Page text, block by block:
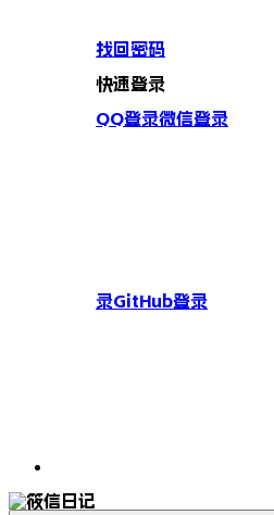
找回密码
快速登录
QQ登录微信登录
录GitHub登录